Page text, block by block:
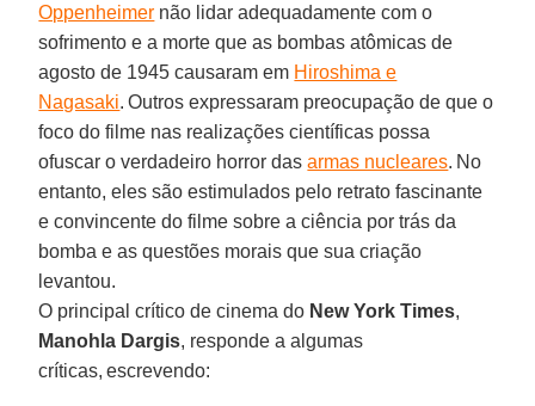
Oppenheimer não lidar adequadamente com o
sofrimento e a morte que as bombas atômicas de
agosto de 1945 causaram em Hiroshima e
Nagasaki. Outros expressaram preocupação de que o
foco do filme nas realizações científicas possa
ofuscar o verdadeiro horror dasarmas nucleares. No
entanto, eles são estimulados pelo retrato fascinante
e convincente do filme sobre a ciência por trás da
bomba e as questões morais que sua criação
levantou.
O principal crítico de cinema do New York Times,
Manohla Dargis, responde a algumas
críticas, escrevendo: